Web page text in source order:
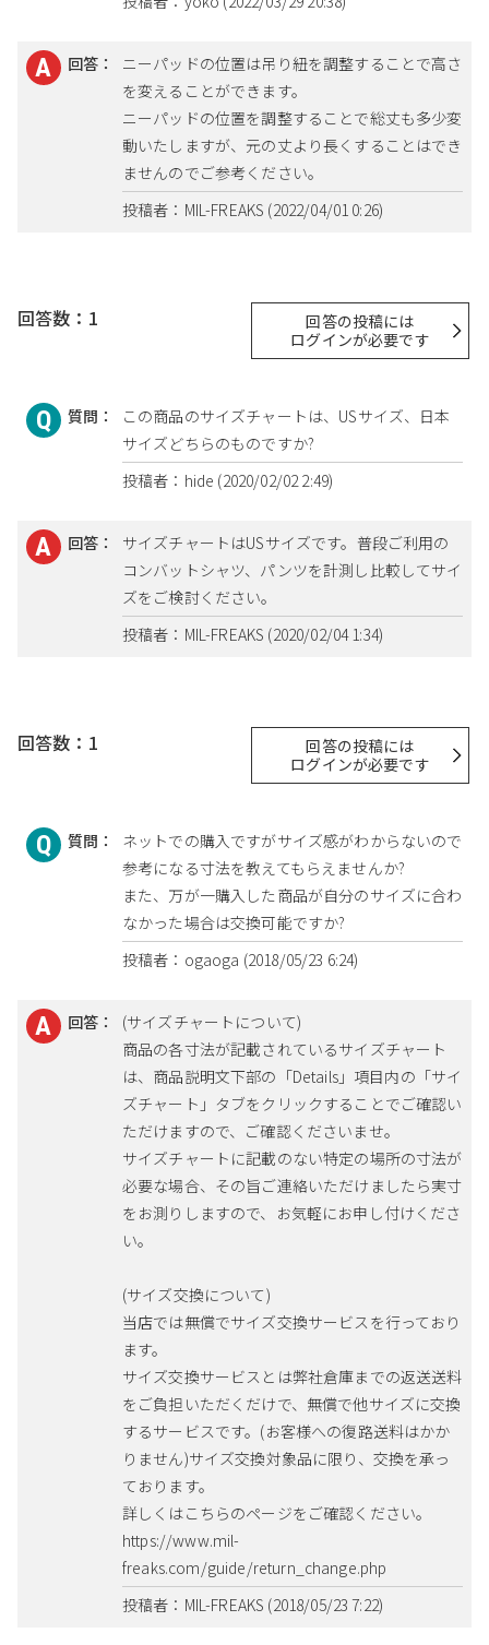
回答：
ニーパッドの位置は吊り紐を調整することで高さ
を変えることができます。
ニーパッドの位置を調整することで総丈も多少変
動いたしますが、元の丈より長くすることはでき
ませんのでご参考ください。
投稿者：MIL-FREAKS (2022/04/01 0:26)
回答数：1
回答の投稿には
ログインが必要です
質問：
この商品のサイズチャートは、USサイズ、日本
サイズどちらのものですか?
投稿者：hide (2020/02/02 2:49)
回答：
サイズチャートはUSサイズです。普段ご利用の
コンバットシャツ、パンツを計測し比較してサイ
ズをご検討ください。
投稿者：MIL-FREAKS (2020/02/04 1:34)
回答数：1
回答の投稿には
ログインが必要です
質問：
ネットでの購入ですがサイズ感がわからないので
参考になる寸法を教えてもらえませんか?
また、万が一購入した商品が自分のサイズに合わ
なかった場合は交換可能ですか?
投稿者：ogaoga (2018/05/23 6:24)
回答：
(サイズチャートについて)
商品の各寸法が記載されているサイズチャート
は、商品説明文下部の「Details」項目内の「サイ
ズチャート」タブをクリックすることでご確認い
ただけますので、ご確認くださいませ。
サイズチャートに記載のない特定の場所の寸法が
必要な場合、その旨ご連絡いただけましたら実寸
をお測りしますので、お気軽にお申し付けくださ
い。
(サイズ交換について)
当店では無償でサイズ交換サービスを行っており
ます。
サイズ交換サービスとは弊社倉庫までの返送送料
をご負担いただくだけで、無償で他サイズに交換
するサービスです。(お客様への復路送料はかか
りません)サイズ交換対象品に限り、交換を承っ
ております。
詳しくはこちらのページをご確認ください。
https://www.mil-
freaks.com/guide/return_change.php
投稿者：MIL-FREAKS (2018/05/23 7:22)